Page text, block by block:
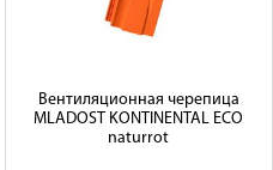
Вентиляционная черепица
MLADOST KONTINENTAL ECO
naturrot